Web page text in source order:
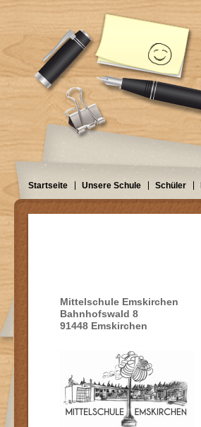
Startseite Unsere Schule Schüler
Mittelschule Emskirchen
Bahnhofswald 8
91448 Emskirchen